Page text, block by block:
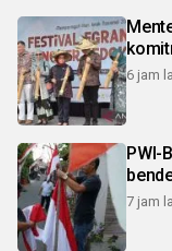
6 jam
PWI-
7 jam